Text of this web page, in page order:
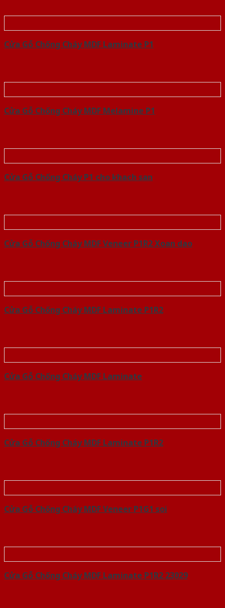
Cửa Gỗ Chống Cháy MDF Laminate P1
Cửa Gỗ Chống Cháy MDF Melamine P1
Cửa Gỗ Chống Cháy P1 cho khach san
Cửa Gỗ Chống Cháy MDF Veneer P1R2 Xoan dao
Cửa Gỗ Chống Cháy MDF Laminate P1R2
Cửa Gỗ Chống Cháy MDF Laminate
Cửa Gỗ Chống Cháy MDF Laminate P1R2
Cửa Gỗ Chống Cháy MDF Veneer P1G1 soi
Cửa Gỗ Chống Cháy MDF Laminate P1R2 23029